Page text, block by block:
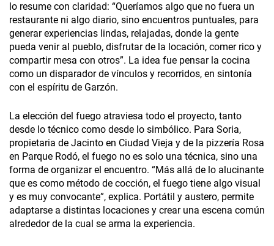
lo resume con claridad: “Queríamos algo que no fuera un
restaurante ni algo diario, sino encuentros puntuales, para
generar experiencias lindas, relajadas, donde la gente
pueda venir al pueblo, disfrutar de la locación, comer rico y
compartir mesa con otros”. La idea fue pensar la cocina
como un disparador de vínculos y recorridos, en sintonía
con el espíritu de Garzón.
La elección del fuego atraviesa todo el proyecto, tanto
desde lo técnico como desde lo simbólico. Para Soria,
propietaria de Jacinto en Ciudad Vieja y de la pizzería Rosa
en Parque Rodó, el fuego no es solo una técnica, sino una
forma de organizar el encuentro. “Más allá de lo alucinante
que es como método de cocción, el fuego tiene algo visual
y es muy convocante”, explica. Portátil y austero, permite
adaptarse a distintas locaciones y crear una escena común
alrededor de la cual se arma la experiencia.